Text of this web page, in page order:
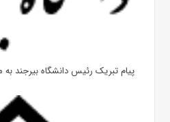
پیام تبریک رئیس دانشگاه بیرجند به